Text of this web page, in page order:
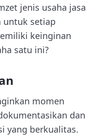
jenis usaha jasa
untuk setiap
keinginan
satu ini?
momen
dan
yang berkualitas.